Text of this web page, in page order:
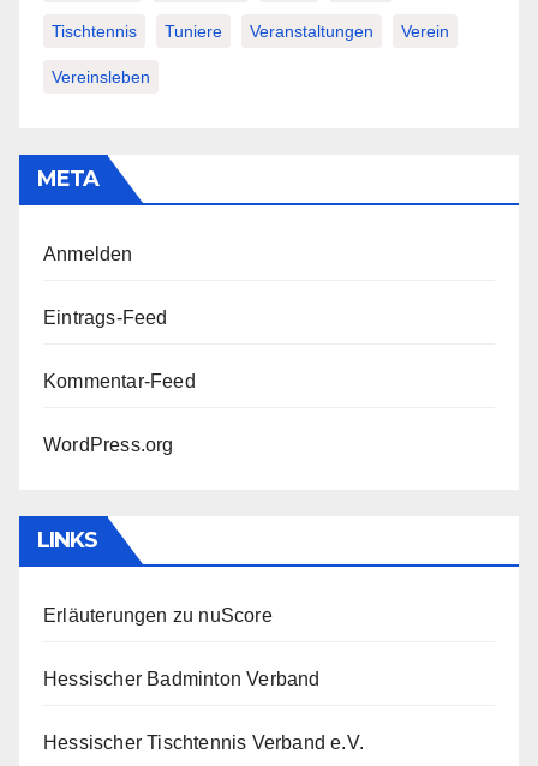
Tischtennis Tuniere Veranstaltungen Verein
Vereinsleben
META
Anmelden
Eintrags-Feed
Kommentar-Feed
WordPress.org
LINKS
Erläuterungen zu nuScore
Hessischer Badminton Verband
Hessischer Tischtennis Verband e.V.